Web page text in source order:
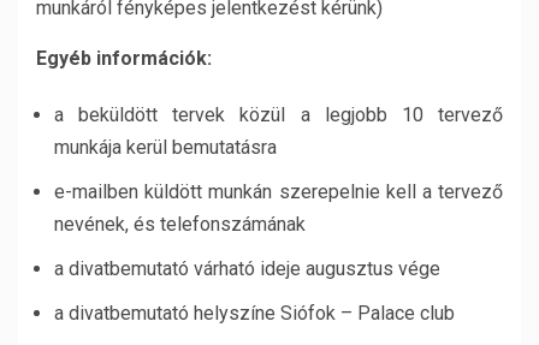
munkáról fényképes jelentkezést kérünk)
Egyéb információk:
a beküldött tervek közül a legjobb 10 tervező
munkája kerül bemutatásra
e-mailben küldött munkán szerepelnie kell a tervező
nevének, és telefonszámának
a divatbemutató várható ideje augusztus vége
a divatbemutató helyszíne Siófok – Palace club